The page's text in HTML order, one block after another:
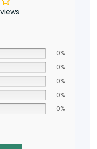
0%
0%
0%
0%
0%